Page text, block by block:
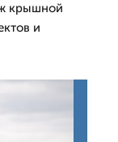
крышной
и